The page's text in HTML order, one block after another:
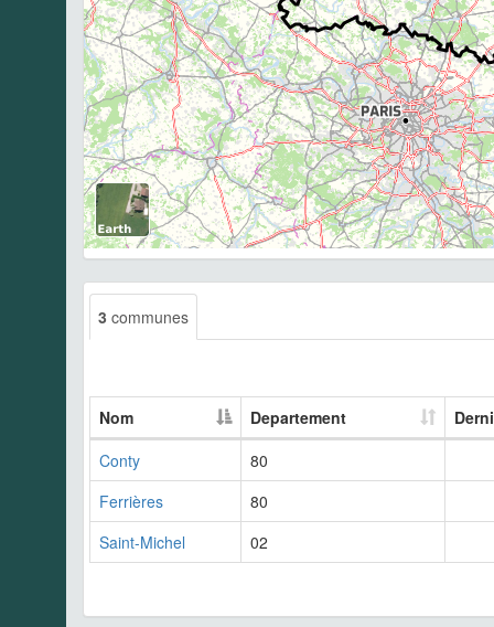
3 communes
Nom Departement
Conty
80
Ferrières
80
Saint-Michel
02